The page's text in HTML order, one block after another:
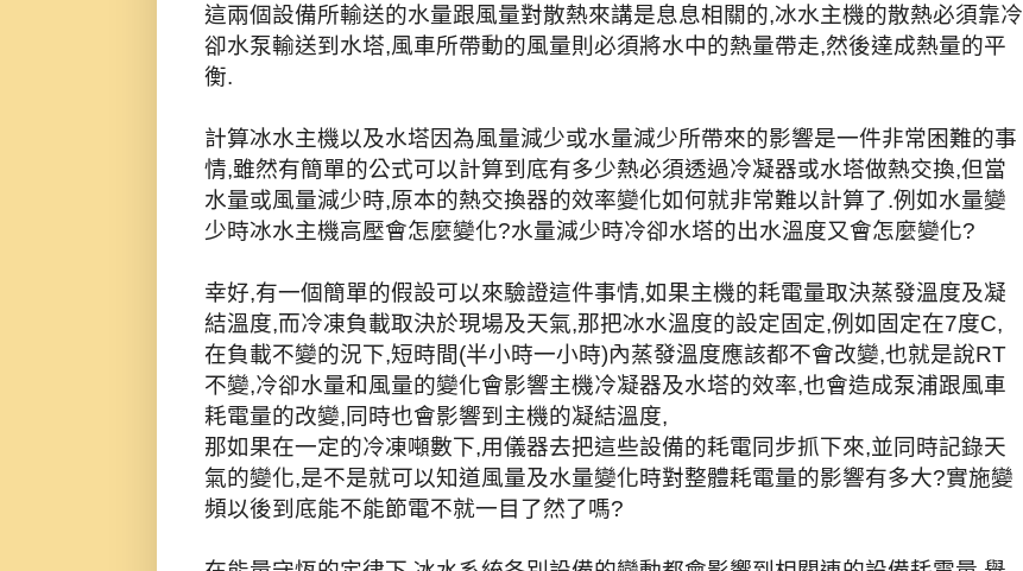
這兩個設備所輸送的水量跟風量對散熱來講是息息相關的,冰水主機的散熱必須靠冷
卻水泵輸送到水塔,風車所帶動的風量則必須將水中的熱量帶走,然後達成熱量的平
衡.
計算冰水主機以及水塔因為風量減少或水量減少所帶來的影響是一件非常困難的事
情,雖然有簡單的公式可以計算到底有多少熱必須透過冷凝器或水塔做熱交換,但當
水量或風量減少時,原本的熱交換器的效率變化如何就非常難以計算了.例如水量變
少時冰水主機高壓會怎麼變化?水量減少時冷卻水塔的出水溫度又會怎麼變化?
幸好,有一個簡單的假設可以來驗證這件事情,如果主機的耗電量取決蒸發溫度及凝
結溫度,而冷凍負載取決於現場及天氣,那把冰水溫度的設定固定,例如固定在7度C,
在負載不變的況下,短時間(半小時一小時)內蒸發溫度應該都不會改變,也就是說RT
不變,冷卻水量和風量的變化會影響主機冷凝器及水塔的效率,也會造成泵浦跟風車
耗電量的改變,同時也會影響到主機的凝結溫度,
那如果在一定的冷凍噸數下,用儀器去把這些設備的耗電同步抓下來,並同時記錄天
氣的變化,是不是就可以知道風量及水量變化時對整體耗電量的影響有多大?實施變
頻以後到底能不能節電不就一目了然了嗎?